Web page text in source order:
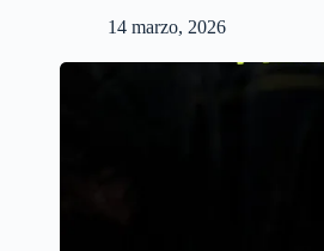
14 marzo, 2026